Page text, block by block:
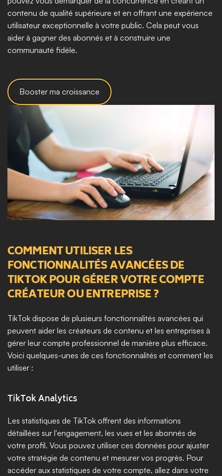
contenu de qualité supérieure et en offrant une expérience
utilisateur exceptionnelle à votre public. Cela peut vous
aider à gagner des abonnés et à construire une
communauté fidèle.
Booster ma croissance
COMMENT UTILISER LES
FONCTIONNALITÉS AVANCÉES DE
TIKTOK POUR GÉRER VOTRE COMPTE
CRÉATEUR OU ENTREPRISE ?
TikTok dispose de plusieurs fonctionnalités avancées qui
peuvent aider les créateurs de contenu et les entreprises à
gérer leur compte professionnel de manière plus efficace.
Voici quelques-unes de ces fonctionnalités et comment les
utiliser :
TikTok Analytics
Les statistiques de TikTok offrent des informations
détaillées sur l'engagement, les vues et les abonnés de
votre profil. Vous pouvez utiliser ces données pour ajuster
votre stratégie de contenu et mesurer vos progrès. Pour
accéder aux statistiques de votre compte, allez dans votre